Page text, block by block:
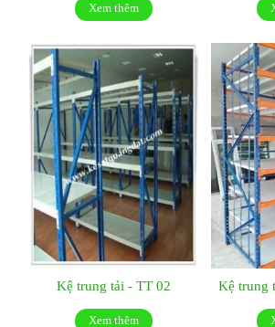
Xem thêm
Kệ trung tải - TT 02
Xem thêm
Kệ trung